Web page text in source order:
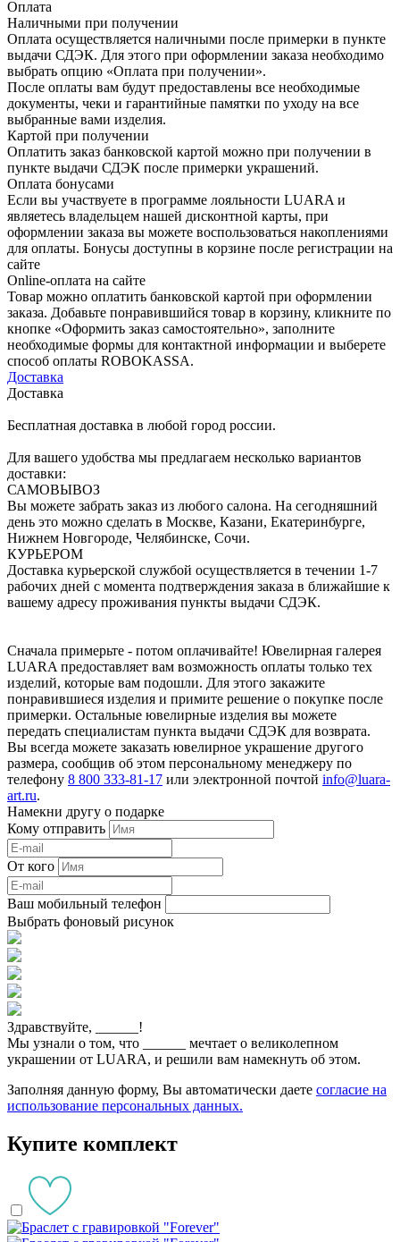
Оплата
Наличными при получении
Оплата осуществляется наличными после примерки в пункте
выдачи СДЭК. Для этого при оформлении заказа необходимо
выбрать опцию «Оплата при получении».
После оплаты вам будут предоставлены все необходимые
документы, чеки и гарантийные памятки по уходу на все
выбранные вами изделия.
Картой при получении
Оплатить заказ банковской картой можно при получении в
пункте выдачи СДЭК после примерки украшений.
Оплата бонусами
Если вы участвуете в программе лояльности LUARA и
являетесь владельцем нашей дисконтной карты, при
оформлении заказа вы можете воспользоваться накоплениями
для оплаты. Бонусы доступны в корзине после регистрации на
сайте
Online-оплата на сайте
Товар можно оплатить банковской картой при оформлении
заказа. Добавьте понравившийся товар в корзину, кликните по
кнопке «Оформить заказ самостоятельно», заполните
необходимые формы для контактной информации и выберете
способ оплаты ROBOKASSA.
Доставка
Доставка
Бесплатная доставка в любой город россии.
Для вашего удобства мы предлагаем несколько вариантов
доставки:
САМОВЫВОЗ
Вы можете забрать заказ из любого салона. На сегодняшний
день это можно сделать в Москве, Казани, Екатеринбурге,
Нижнем Новгороде, Челябинске, Сочи.
КУРЬЕРОМ
Доставка курьерской службой осуществляется в течении 1-7
рабочих дней с момента подтверждения заказа в ближайшие к
вашему адресу проживания пункты выдачи СДЭК.
Сначала примерьте - потом оплачивайте! Ювелирная галерея
LUARA предоставляет вам возможность оплаты только тех
изделий, которые вам подошли. Для этого закажите
понравившиеся изделия и примите решение о покупке после
примерки. Остальные ювелирные изделия вы можете
передать специалистам пункта выдачи СДЭК для возврата.
Вы всегда можете заказать ювелирное украшение другого
размера, сообщив об этом персональному менеджеру по
телефону 8 800 333-81-17 или электронной почтой info@luara-
art.ru.
Намекни другу о подарке
Кому отправить
От кого
Ваш мобильный телефон
Выбрать фоновый рисунок
Здравствуйте,
!
Мы узнали о том, что
мечтает о великолепном
украшении от LUARA, и решили вам намекнуть об этом.
Заполняя данную форму, Вы автоматически даете согласие на
использование персональных данных.
Купите комплект